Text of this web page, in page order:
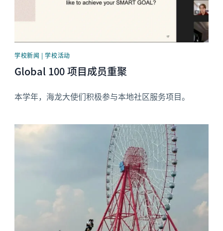
学校新闻 | 学校活动
Global 100 项目成员重聚
本学年，海龙大使们积极参与本地社区服务项目。
News image